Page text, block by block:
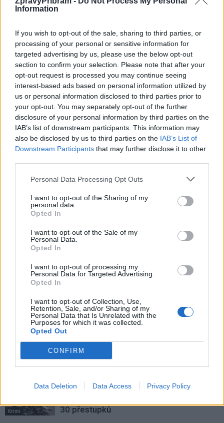
Information
If you wish to opt-out of the sale, sharing to third parties, or
processing of your personal or sensitive information for
targeted advertising by us, please use the below opt-out
section to confirm your selection. Please note that after your
opt-out request is processed you may continue seeing
interest-based ads based on personal information utilized by
us or personal information disclosed to third parties prior to
your opt-out. You may separately opt-out of the further
disclosure of your personal information by third parties on the
IAB’s list of downstream participants. This information may
also be disclosed by us to third parties on the IAB’s List of
Downstream Participants that may further disclose it to other
Personal Data Processing Opt Outs
I want to opt-out of the Sharing of my
personal data.
Opted In
I want to opt-out of the Sale of my
Personal Data.
Opted In
I want to opt-out of processing my
Personal Data for Targeted Advertising.
Opted In
I want to opt-out of Collection, Use,
Retention, Sale, and/or Sharing of my
Personal Data that Is Unrelated with the
Purposes for which it was collected.
Opted Out
CONFIRM
Data Deletion Data Access Privacy Policy
Komentáře
TAGY Policie ČR požár pizzerie
Předchozí článek
Čtvrt milionu za žháře. Majitel
vyhořelé pizzerie vypsal tučnou
odměnu
Martin Buršík: Jsem velmi rád, že
SOUVISEJÍCÍ ČLÁNKY
VÍCE OD AUTORA
Policie připomíná: Auto není trezor
Krimi
Každý sedmý řidič měl problém. Policie
30 přestupků